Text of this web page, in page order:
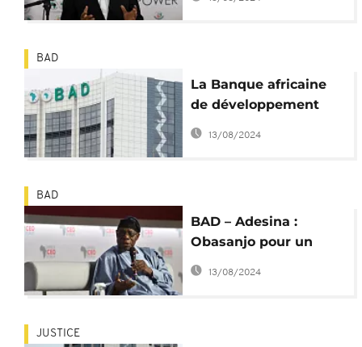
d'Adesina
BAD
La Banque africaine
de développement
lance une enquête
13/08/2024
BAD
BAD – Adesina :
Obasanjo pour un
front contre le «
13/08/2024
JUSTICE